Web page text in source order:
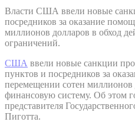
Власти США ввели новые
посредников за оказание
миллионов долларов в обход
ограничений.
США ввели новые санкции
пунктов и посредников за
перемещении сотен миллионов
финансовую систему. Об этом
представителя
Пиготта.